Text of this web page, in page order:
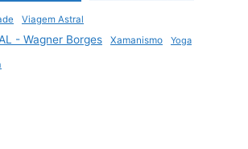
Viagem Astral
- Wagner Borges Xamanismo Yoga